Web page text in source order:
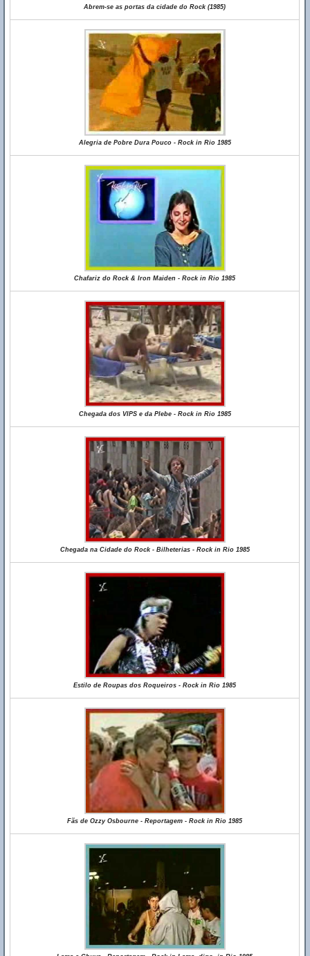
Abrem-se as portas da cidade do Rock (1985)
Alegria de Pobre Dura Pouco - Rock in Rio 1985
Chafariz do Rock & Iron Maiden - Rock in Rio 1985
Chegada dos VIPS e da Plebe - Rock in Rio 1985
Chegada na Cidade do Rock - Bilheterias - Rock in Rio 1985
Estilo de Roupas dos Roqueiros - Rock in Rio 1985
Fãs de Ozzy Osbourne - Reportagem - Rock in Rio 1985